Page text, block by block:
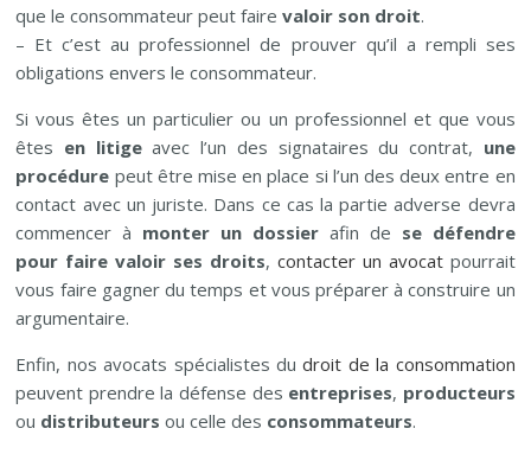
que le consommateur peut fairevaloir son droit.
– Et c’est au professionnel de prouver qu’il a rempli ses
obligations envers le consommateur.
Si vous êtes un particulier ou un professionnel et que vous
êtes en litigeavec l’un des signataires du contrat, une
procédure peut être mise en place si l’un des deux entre en
contact avec un juriste. Dans ce cas la partie adverse devra
commencer à monter un dossier afin de se défendre
pour faire valoir ses droits, contacter un avocatpourrait
vous faire gagner du temps et vous préparer à construire un
argumentaire.
Enfin, nos avocats spécialistes dudroit de la consommation
peuvent prendre la défense des entreprises, producteurs
ou distributeurs ou celle des consommateurs.